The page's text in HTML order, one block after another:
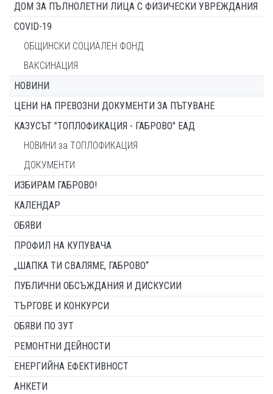
ДОМ ЗА ПЪЛНОЛЕТНИ ЛИЦА С ФИЗИЧЕСКИ УВРЕЖДАНИЯ
COVID-19
ОБЩИНСКИ СОЦИАЛЕН ФОНД
ВАКСИНАЦИЯ
НОВИНИ
ЦЕНИ НА ПРЕВОЗНИ ДОКУМЕНТИ ЗА ПЪТУВАНЕ
КАЗУСЪТ "ТОПЛОФИКАЦИЯ - ГАБРОВО" ЕАД
НОВИНИ за ТОПЛОФИКАЦИЯ
ДОКУМЕНТИ
ИЗБИРАМ ГАБРОВО!
КАЛЕНДАР
ОБЯВИ
ПРОФИЛ НА КУПУВАЧА
„ШАПКА ТИ СВАЛЯМЕ, ГАБРОВО“
ПУБЛИЧНИ ОБСЪЖДАНИЯ И ДИСКУСИИ
ТЪРГОВЕ И КОНКУРСИ
ОБЯВИ ПО ЗУТ
РЕМОНТНИ ДЕЙНОСТИ
ЕНЕРГИЙНА ЕФЕКТИВНОСТ
АНКЕТИ